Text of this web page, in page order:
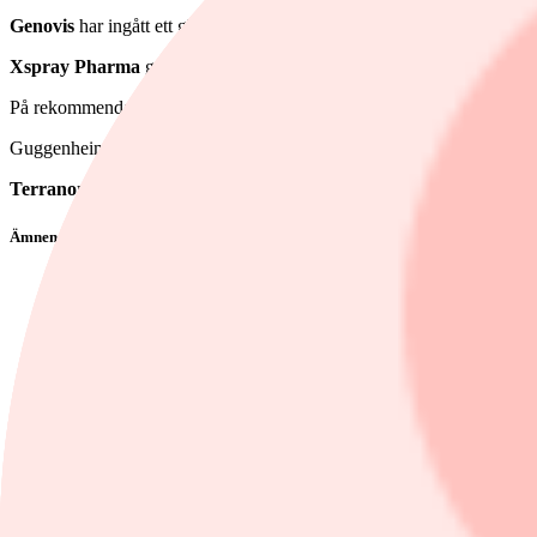
Genovis har ingått ett globalt licensavtal med ett amerikanskt
Xspray Pharma genomför en kapitalanskaffning via en
På rekommendationsfronten har Danske Bank sänkt sin
Guggenheim har inlett bevakning av
Terranor
Ämnen i artikeln
Swedbank
SEB C
Elekta
Embracer Group B